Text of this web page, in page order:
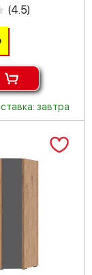
(4.5)
завтра